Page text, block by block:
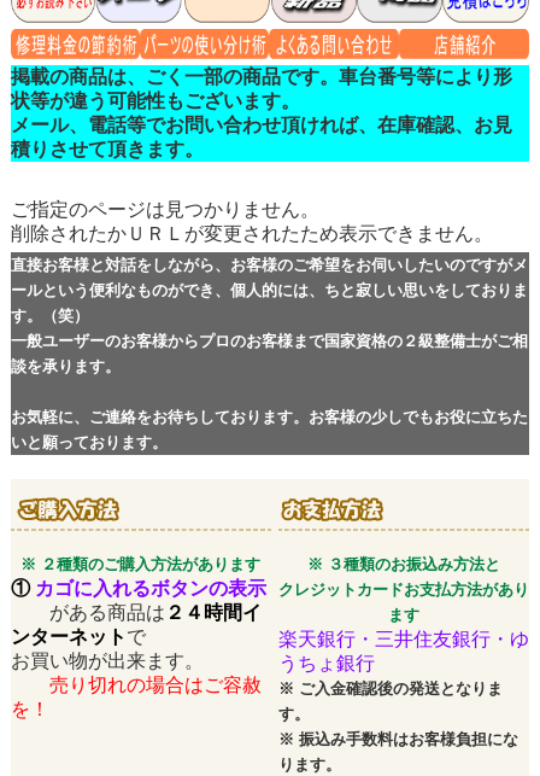
掲載の商品は、ごく一部の商品です。車台番号等により形
状等が違う可能性もございます。
メール、電話等でお問い合わせ頂ければ、在庫確認、お見
積りさせて頂きます。
ご指定のページは見つかりません。
削除されたかＵＲＬが変更されたため表示できません。
直接お客様と対話をしながら、お客様のご希望をお伺いしたいのですがメ
ールという便利なものができ、個人的には、ちと寂しい思いをしておりま
す。（笑）
一般ユーザーのお客様からプロのお客様まで国家資格の２級整備士がご相
談を承ります。
お気軽に、ご連絡をお待ちしております。お客様の少しでもお役に立ちた
いと願っております。
※ ２種類のご購入方法があります
※ ３種類のお振込み方法と
クレジットカードお支払方法があり
ます
① カゴに入れるボタンの表示
がある商品は ２４時間イ
ンターネット で
お買い物が出来ます。
売り切れの場合はご容赦
を！
楽天銀行・三井住友銀行・ゆ
うちょ銀行
※ ご入金確認後の発送となりま
す。
※ 振込み手数料はお客様負担にな
ります。